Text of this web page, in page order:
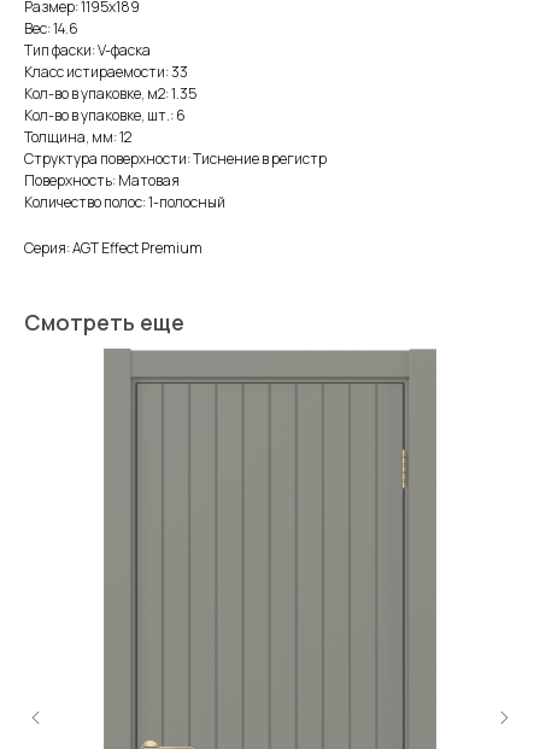
Размер: 1195х189
Вес: 14.6
Тип фаски: V-фаска
Класс истираемости: 33
Кол-во в упаковке, м2: 1.35
Кол-во в упаковке, шт.: 6
Толщина, мм: 12
Структура поверхности: Тиснение в регистр
Поверхность: Матовая
Количество полос: 1-полосный
Серия: AGT Effect Premium
Смотреть еще